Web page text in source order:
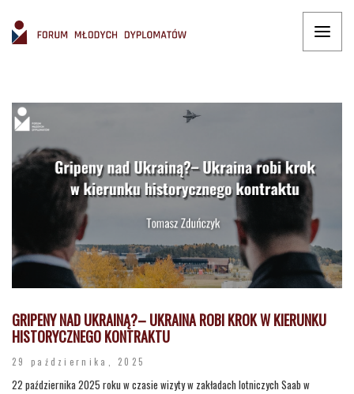
GRIPENY NAD UKRAINĄ?– UKRAINA ROBI KROK W KIERUNKU
HISTORYCZNEGO KONTRAKTU
29 października, 2025
22 października 2025 roku w czasie wizyty w zakładach lotniczych Saab w